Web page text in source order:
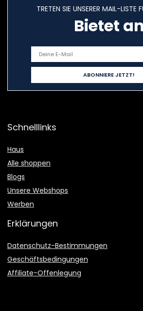
TRETEN SIE UNSERER MAIL-LISTE
Bietet an
Schnelllinks
Haus
Alle shoppen
Blogs
Unsere Webshops
Werben
Erklärungen
Datenschutz-Bestimmungen
Geschäftsbedingungen
Affiliate-Offenlegung